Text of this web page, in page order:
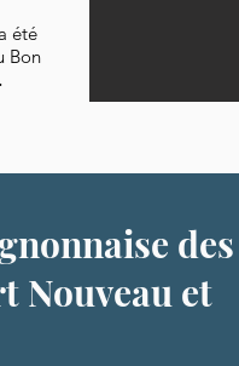
été
Bon
des
Nouveau et